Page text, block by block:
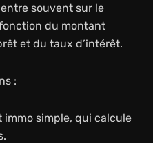
souvent sur le
du montant
et du taux d’intérêt.
:
simple, qui calcule